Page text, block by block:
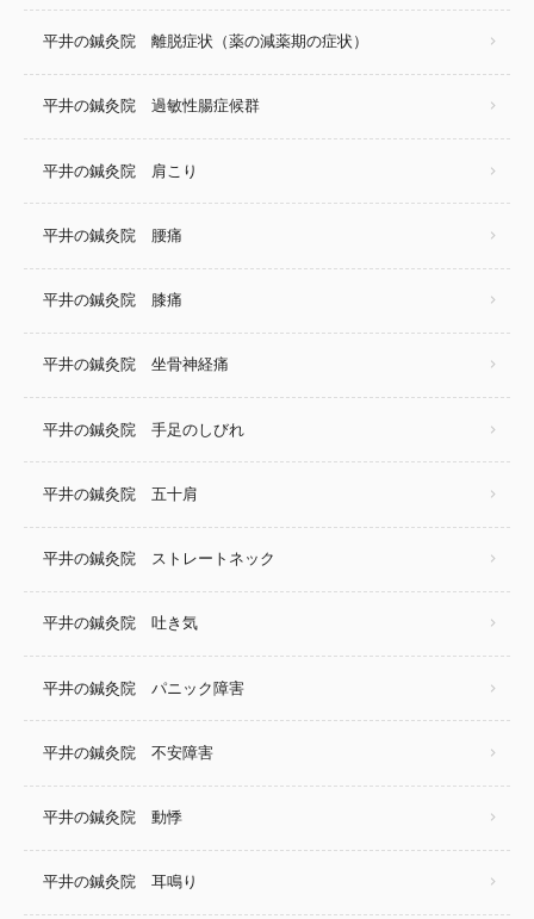
平井の鍼灸院 離脱症状（薬の減薬期の症状）
平井の鍼灸院 過敏性腸症候群
平井の鍼灸院 肩こり
平井の鍼灸院 腰痛
平井の鍼灸院 膝痛
平井の鍼灸院 坐骨神経痛
平井の鍼灸院 手足のしびれ
平井の鍼灸院 五十肩
平井の鍼灸院 ストレートネック
平井の鍼灸院 吐き気
平井の鍼灸院 パニック障害
平井の鍼灸院 不安障害
平井の鍼灸院 動悸
平井の鍼灸院 耳鳴り